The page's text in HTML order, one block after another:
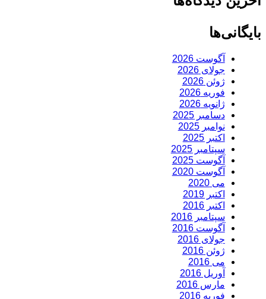
بایگانی‌ها
آگوست 2026
جولای 2026
ژوئن 2026
فوریه 2026
ژانویه 2026
دسامبر 2025
نوامبر 2025
اکتبر 2025
سپتامبر 2025
آگوست 2025
آگوست 2020
می 2020
اکتبر 2019
اکتبر 2016
سپتامبر 2016
آگوست 2016
جولای 2016
ژوئن 2016
می 2016
آوریل 2016
مارس 2016
فوریه 2016